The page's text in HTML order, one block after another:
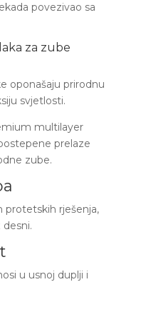
povezivao sa
za zube
oponašaju prirodnu
svjetlosti.
multilayer
prelaze
zube.
protetskih rješenja,
u usnoj duplji i